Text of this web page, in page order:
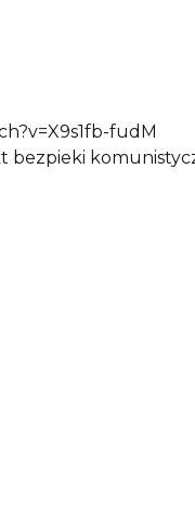
fudM
bezpieki